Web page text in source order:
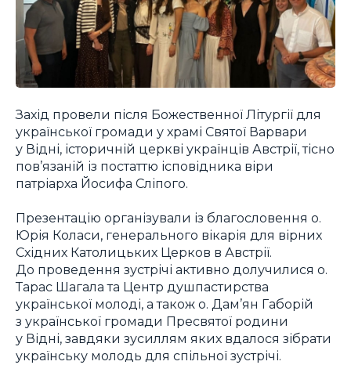
Захід провели після Божественної Літургії для
української громади у храмі Святої Варвари
у Відні, історичній церкві українців Австрії, тісно
пов’язаній із постаттю ісповідника віри
патріарха Йосифа Сліпого.
Презентацію організували із благословення о.
Юрія Коласи, генерального вікарія для вірних
Східних Католицьких Церков в Австрії.
До проведення зустрічі активно долучилися о.
Тарас Шагала та Центр душпастирства
української молоді, а також о. Дам’ян Габорій
з української громади Пресвятої родини
у Відні, завдяки зусиллям яких вдалося зібрати
українську молодь для спільної зустрічі.